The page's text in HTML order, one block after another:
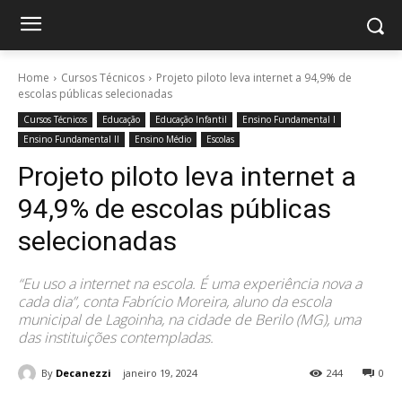
Home Cursos Técnicos
Projeto piloto leva internet a 94,9% de
escolas públicas selecionadas
Cursos Técnicos Educação Educação Infantil
Ensino Fundamental I
Ensino Fundamental II
Ensino Médio Escolas
Projeto piloto leva internet a
94,9% de escolas públicas
selecionadas
“Eu uso a internet na escola. É uma experiência nova a
cada dia”, conta Fabrício Moreira, aluno da escola
municipal de Lagoinha, na cidade de Berilo (MG), uma
das instituições contempladas.
By Decanezzi janeiro 19, 2024 0
244